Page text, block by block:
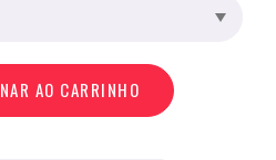
AO CARRINHO